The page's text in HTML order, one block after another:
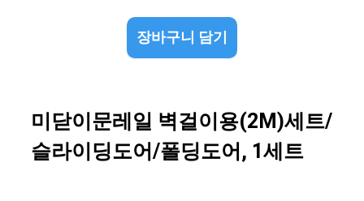
장바구니 담기
미닫이문레일 벽걸이용(2M)세트/
슬라이딩도어/폴딩도어, 1세트